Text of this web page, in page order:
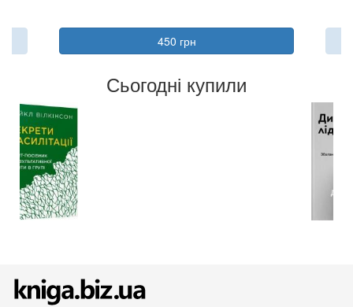
450 грн
Сьогодні купили